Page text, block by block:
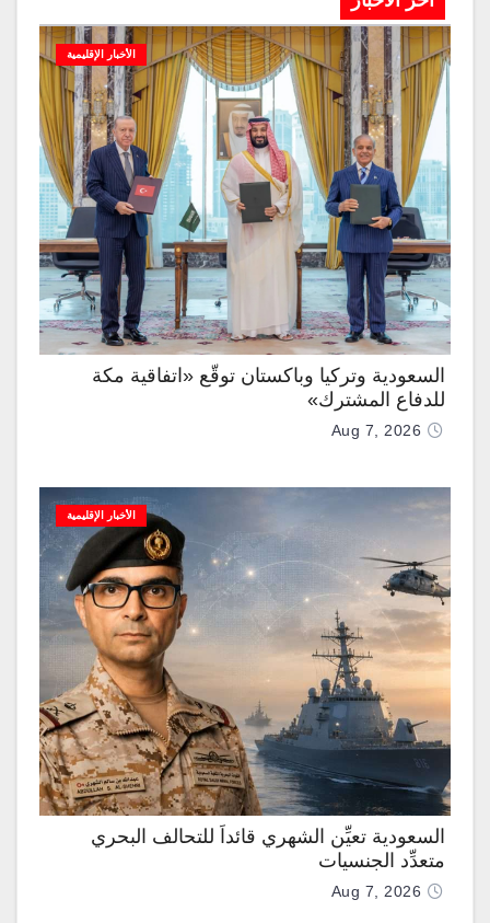
الأخبار الإقليمية
السعودية وتركيا وباكستان توقّع «اتفاقية مكة
للدفاع المشترك»
Aug 7, 2026
الأخبار الإقليمية
السعودية تعيِّن الشهري قائداً للتحالف البحري
متعدِّد الجنسيات
Aug 7, 2026